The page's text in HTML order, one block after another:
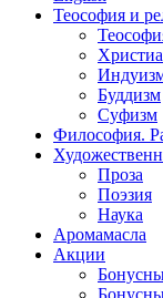
Теософия и
Буддизм
Суфизм
Философия.
Проза
Поэзия
Наука
Аромамасла
Акции